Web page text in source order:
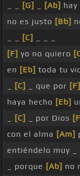
[G] [Ab]
no es justo [Bb]
[C]
[F] yo no quiero
en [Eb] toda tu
[C] _ que por [F]
haya hecho [Eb]
[C] _ por Dios
con el alma [Am]
entiéndelo muy _
_ porque [Ab] no